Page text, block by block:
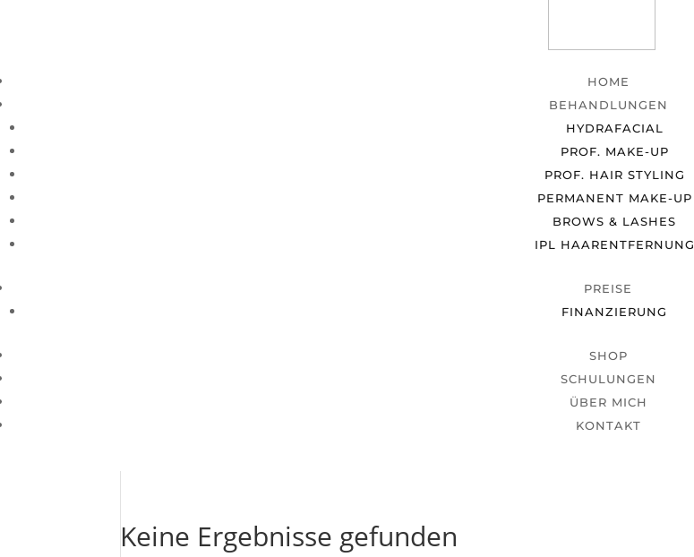
HOME
BEHANDLUNGEN
HYDRAFACIAL
PROF. MAKE-UP
PROF. HAIR STYLING
PERMANENT MAKE-UP
BROWS & LASHES
IPL HAARENTFERNUNG
PREISE
FINANZIERUNG
SHOP
SCHULUNGEN
ÜBER MICH
KONTAKT
Keine Ergebnisse gefunden